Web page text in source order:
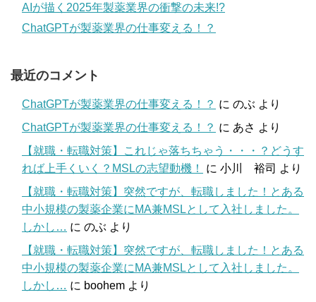
AIが描く2025年製薬業界の衝撃の未来!?
ChatGPTが製薬業界の仕事変える！？
最近のコメント
ChatGPTが製薬業界の仕事変える！？ に のぶ より
ChatGPTが製薬業界の仕事変える！？ に あさ より
【就職・転職対策】これじゃ落ちちゃう・・・？どうす
れば上手くいく？MSLの志望動機！
に 小川 裕司 より
【就職・転職対策】突然ですが、転職しました！とある
中小規模の製薬企業にMA兼MSLとして入社しました。
しかし… に のぶ より
【就職・転職対策】突然ですが、転職しました！とある
中小規模の製薬企業にMA兼MSLとして入社しました。
しかし… に boohem より